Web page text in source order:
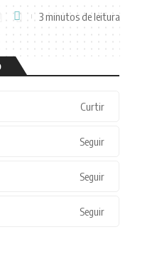
3 minutos de leitura
Curtir
Seguir
Seguir
Seguir